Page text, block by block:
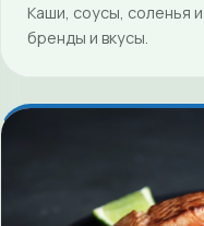
Каши, соусы, соленья
бренды и вкусы.